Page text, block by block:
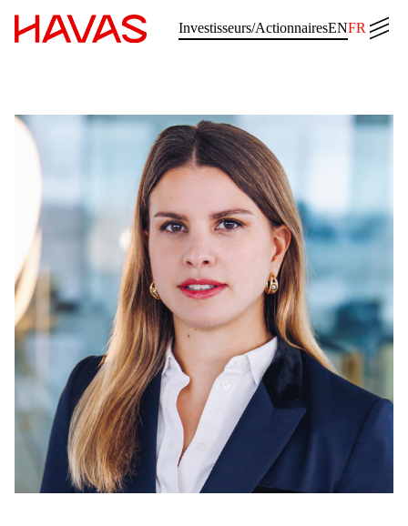
Retour à la page d'accueil d'Havas
Investisseurs/ActionnairesENFR